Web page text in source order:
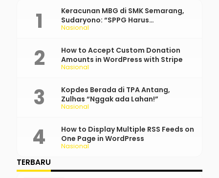
Nasional
Keracunan MBG di SMK Semarang,
Sudaryono: “SPPG Harus
Bertanggung Jawab!”
Nasional
How to Accept Custom Donation
Amounts in WordPress with Stripe
Nasional
Kopdes Berada di TPA Antang,
Zulhas “Nggak ada Lahan!”
Nasional
How to Display Multiple RSS Feeds on
One Page in WordPress
TERBARU